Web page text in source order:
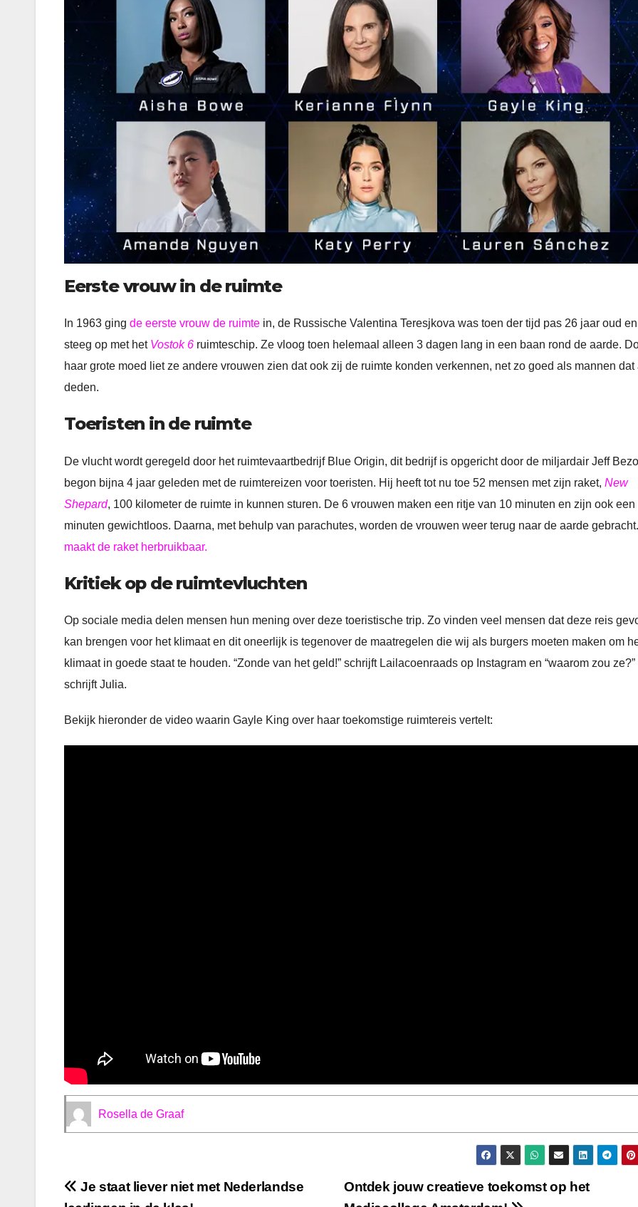
Eerste vrouw in de ruimte
In 1963 ging de eerste vrouw de ruimte in, de Russische Valentina Teresjkova was toen der tijd pas 26 jaar oud en
steeg op met het Vostok 6 ruimteschip. Ze vloog toen helemaal alleen 3 dagen lang in een baan rond de aarde.
haar grote moed liet ze andere vrouwen zien dat ook zij de ruimte konden verkennen, net zo goed als mannen dat
deden.
Toeristen in de ruimte
De vlucht wordt geregeld door het ruimtevaartbedrijf Blue Origin, dit bedrijf is opgericht door de miljardair Jeff
begon bijna 4 jaar geleden met de ruimtereizen voor toeristen. Hij heeft tot nu toe 52 mensen met zijn raket, New
Shepard, 100 kilometer de ruimte in kunnen sturen. De 6 vrouwen maken een ritje van 10 minuten en zijn ook een
minuten gewichtloos. Daarna, met behulp van parachutes, worden de vrouwen weer terug naar de aarde gebracht.
maakt de raket herbruikbaar.
Kritiek op de ruimtevluchten
Op sociale media delen mensen hun mening over deze toeristische trip. Zo vinden veel mensen dat deze reis
kan brengen voor het klimaat en dit oneerlijk is tegenover de maatregelen die wij als burgers moeten maken om
klimaat in goede staat te houden. “Zonde van het geld!” schrijft Lailacoenraads op Instagram en “waarom zou ze?”
schrijft Julia.
Bekijk hieronder de video waarin Gayle King over haar toekomstige ruimtereis vertelt:
Rosella de Graaf
Bericht
Ontdek jouw creatieve toekomst op het
Je staat liever niet met Nederlandse